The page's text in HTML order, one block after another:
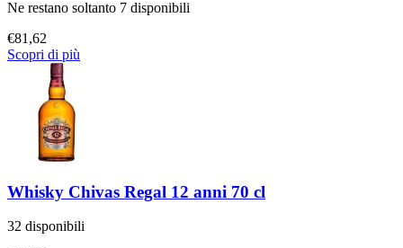
Ne restano soltanto 7 disponibili
€81,62
Scopri di più
Whisky Chivas Regal 12 anni 70 cl
32 disponibili